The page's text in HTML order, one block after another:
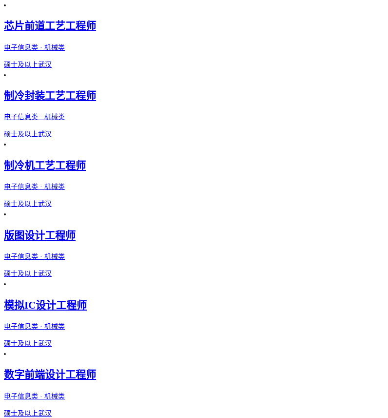
芯片前道工艺工程师
电子信息类 · 机械类
硕士及以上武汉
制冷封装工艺工程师
电子信息类 · 机械类
硕士及以上武汉
制冷机工艺工程师
电子信息类 · 机械类
硕士及以上武汉
版图设计工程师
电子信息类 · 机械类
硕士及以上武汉
模拟IC设计工程师
电子信息类 · 机械类
硕士及以上武汉
数字前端设计工程师
电子信息类 · 机械类
硕士及以上武汉